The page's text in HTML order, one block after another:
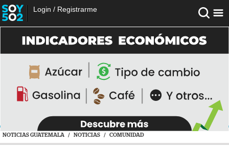
Login / Registrarme
NOTICIAS GUATEMALA / NOTICIAS / COMUNIDAD